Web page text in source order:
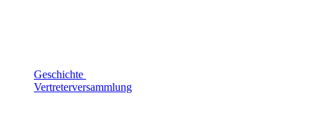
Geschichte
Vertreterversammlung